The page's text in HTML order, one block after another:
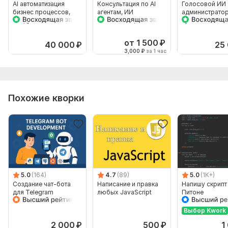
Вид: Написание и доработка
Язык разработки:
crm
1 автоматизация
AI автоматизация
бизнес процессов,
внедрение ИИ в
40 000 ₽
Консультация по AI
агентам, ИИ
автоматизация
от 1 500 ₽
3,000 ₽ за 1 час
Голосовой ИИ
приема
25
Похожие кворки
5.0 (164)
Создание чат-бота
для Telegram
2 000 ₽
4.7 (89)
Написание и правка
любых JavaScript
500 ₽
5.0 (1K+)
Напишу скрипт
Питоне
Выбор Kwork